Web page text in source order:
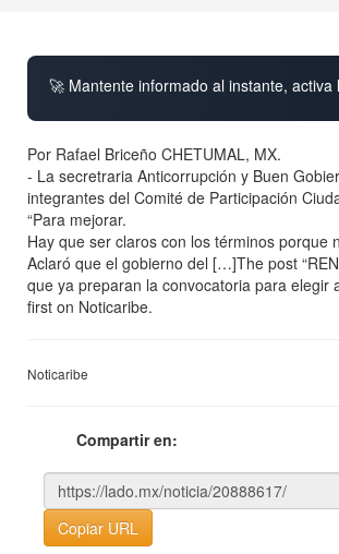
🚀 Mantente informado al instante,
Por Rafael Briceño CHETUMAL, MX.
- La secretraria Anticorrupción y Buen
integrantes del Comité de Participación
“Para mejorar.
Hay que ser claros con los términos porque
Aclaró que el gobierno del […]The post
que ya preparan la convocatoria para elegir
first on Noticaribe.
Noticaribe
Compartir en:
Copiar URL